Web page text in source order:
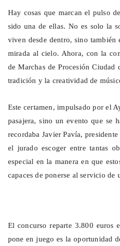
Hay cosas que marcan el pulso
sido una de ellas. No es solo la
viven desde dentro, sino también
mirada al cielo. Ahora, con la
de Marchas de Procesión
tradición y la creatividad de
Este certamen, impulsado por el
pasajera, sino un evento que se
recordaba Javier Pavía,
el jurado escoger entre tantas
especial en la manera en que
capaces de ponerse al servicio de
El concurso reparte 3.800 euros
pone en juego es la oportunidad